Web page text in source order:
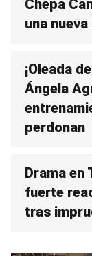
Chepa
una
¡Oleada
Ángela
perdonan
Drama en
fuerte
tras